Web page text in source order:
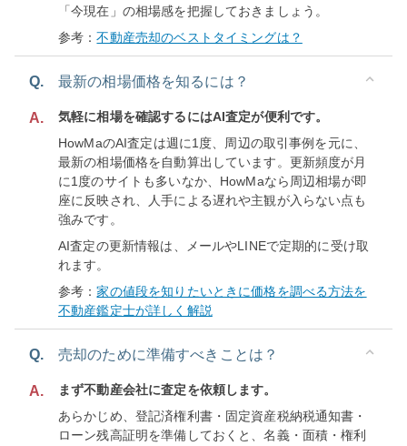
「今現在」の相場感を把握しておきましょう。
参考：不動産売却のベストタイミングは？
Q. 最新の相場価格を知るには？
A.
気軽に相場を確認するにはAI査定が便利です。
HowMaのAI査定は週に1度、周辺の取引事例を元に、
最新の相場価格を自動算出しています。更新頻度が月
に1度のサイトも多いなか、HowMaなら周辺相場が即
座に反映され、人手による遅れや主観が入らない点も
強みです。
AI査定の更新情報は、メールやLINEで定期的に受け取
れます。
参考：家の値段を知りたいときに価格を調べる方法を
不動産鑑定士が詳しく解説
Q. 売却のために準備すべきことは？
A.
まず不動産会社に査定を依頼します。
あらかじめ、登記済権利書・固定資産税納税通知書・
ローン残高証明を準備しておくと、名義・面積・権利